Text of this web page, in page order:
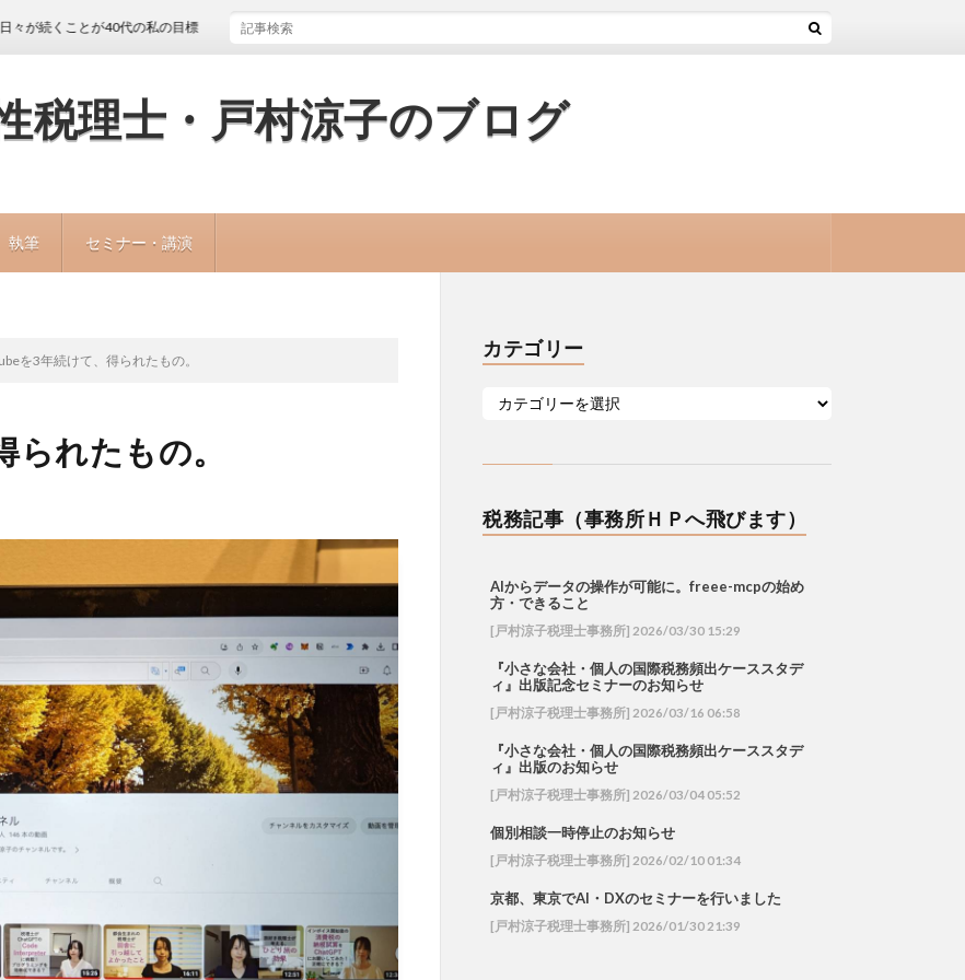
税理士・戸村涼子のブログ
執筆 セミナー・講演
ことが40代の私の目標
を3年続けて、得られたもの。
れたもの。
カテゴリー
税務記事（事務所ＨＰへ飛びます）
AIからデータの操作が可能に。freee-mcpの始め
方・できること
[戸村涼子税理士事務所] 2026/03/30 15:29
『小さな会社・個人の国際税務頻出ケーススタデ
ィ』出版記念セミナーのお知らせ
[戸村涼子税理士事務所] 2026/03/16 06:58
『小さな会社・個人の国際税務頻出ケーススタデ
ィ』出版のお知らせ
[戸村涼子税理士事務所] 2026/03/04 05:52
個別相談一時停止のお知らせ
[戸村涼子税理士事務所] 2026/02/10 01:34
京都、東京でAI・DXのセミナーを行いました
[戸村涼子税理士事務所] 2026/01/30 21:39